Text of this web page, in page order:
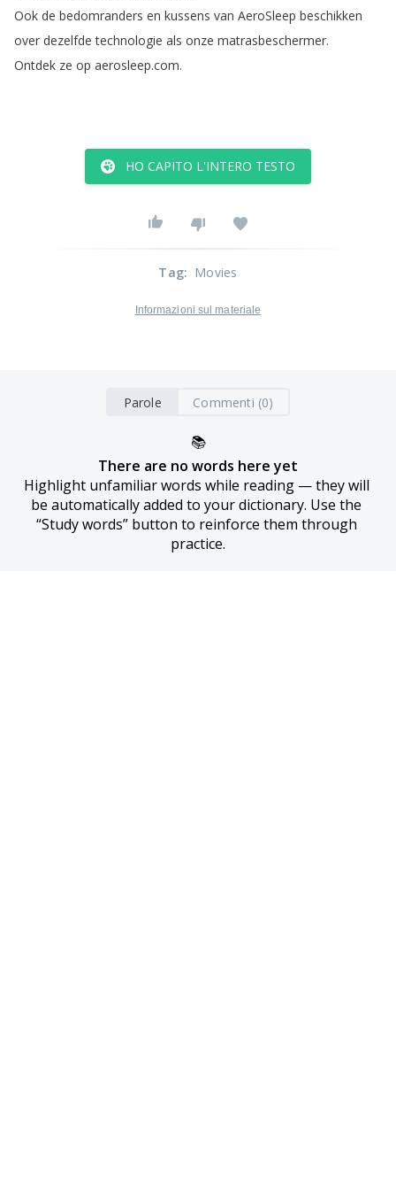
Ook de bedomranders en kussens van AeroSleep beschikken
over dezelfde technologie als onze matrasbeschermer.
Ontdek ze op aerosleep.com.
HO CAPITO L'INTERO TESTO
Tag: Movies
Informazioni sul materiale
Parole Commenti (0)
📚
There are no words here yet
Highlight unfamiliar words while reading — they will
be automatically added to your dictionary. Use the
“Study words” button to reinforce them through
practice.